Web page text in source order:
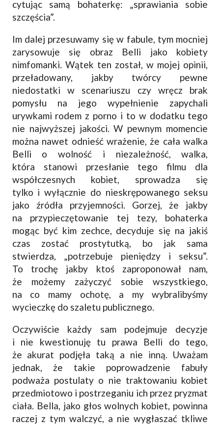
cytując samą bohaterkę: „sprawiania sobie
szczęścia”.
Im dalej przesuwamy się w fabule, tym mocniej
zarysowuje się obraz Belli jako kobiety
nimfomanki. Wątek ten został, w mojej opinii,
przeładowany, jakby twórcy pewne
niedostatki w scenariuszu czy wręcz brak
pomysłu na jego wypełnienie zapychali
urywkami rodem z porno i to w dodatku tego
nie najwyższej jakości. W pewnym momencie
można nawet odnieść wrażenie, że cała walka
Belli o wolność i niezależność, walka,
która stanowi przesłanie tego filmu dla
współczesnych kobiet, sprowadza się
tylko i wyłącznie do nieskrępowanego seksu
jako źródła przyjemności. Gorzej, że jakby
na przypieczętowanie tej tezy, bohaterka
mogąc być kim zechce, decyduje się na jakiś
czas zostać prostytutką, bo jak sama
stwierdza, „potrzebuje pieniędzy i seksu”.
To trochę jakby ktoś zaproponował nam,
że możemy zażyczyć sobie wszystkiego,
na co mamy ochotę, a my wybralibyśmy
wycieczkę do szaletu publicznego.
Oczywiście każdy sam podejmuje decyzje
i nie kwestionuję tu prawa Belli do tego,
że akurat podjęła taką a nie inną. Uważam
jednak, że takie poprowadzenie fabuły
podważa postulaty o nie traktowaniu kobiet
przedmiotowo i postrzeganiu ich przez pryzmat
ciała. Bella, jako głos wolnych kobiet, powinna
raczej z tym walczyć, a nie wygłaszać tkliwe